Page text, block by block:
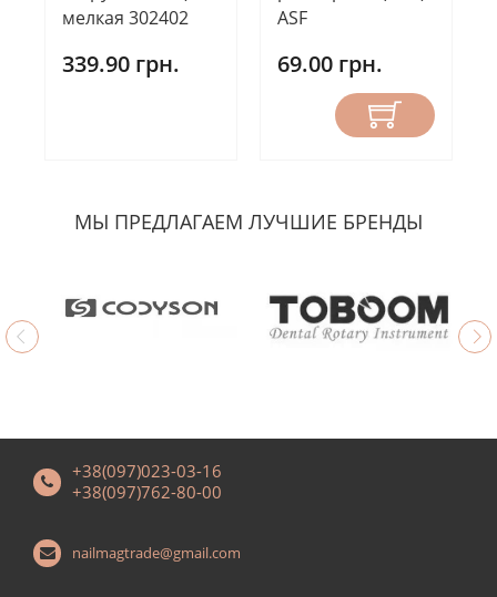
мелкая 302402
339.90 грн.
ASF
69.00 грн.
МЫ ПРЕДЛАГАЕМ ЛУЧШИЕ БРЕНДЫ
+38(097)023-03-16
+38(097)762-80-00
nailmagtrade@gmail.com